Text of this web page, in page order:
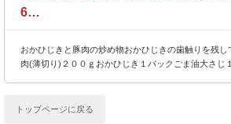
6…
おかひじきと豚肉の炒め物おかひじきの歯触りを残
肉(薄切り)２００ｇおかひじき１パックごま油大さじ
トップページに戻る